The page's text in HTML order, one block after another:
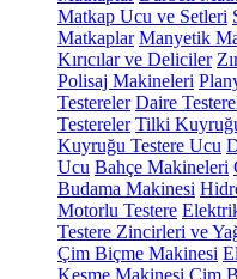
Matkap Ucu ve Setleri
Matkaplar Manyetik
Kırıcılar ve Deliciler
Polisaj Makineleri
Testereler Daire
Testereler Tilki
Kuyruğu Testere Ucu
Ucu Bahçe Makineleri
Budama Makinesi
Motorlu Testere
Testere Zincirleri ve
Çim Biçme Makinesi
Kesme Makinesi Çim